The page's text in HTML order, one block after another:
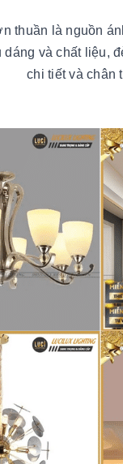
thuần là nguồn
và chất liệu,
chi tiết và chân